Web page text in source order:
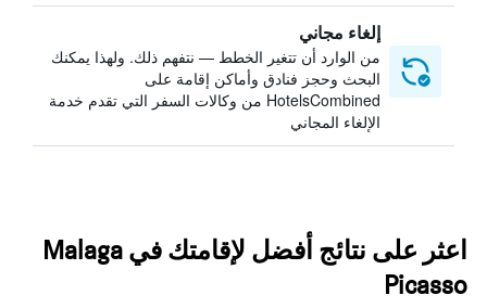
إلغاء مجاني
من الوارد أن تتغير الخطط — نتفهم ذلك. ولهذا يمكنك
البحث وحجز فنادق وأماكن إقامة على
HotelsCombined من وكالات السفر التي تقدم خدمة
الإلغاء المجاني
اعثر على نتائج أفضل لإقامتك في Malaga
Picasso